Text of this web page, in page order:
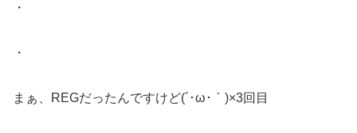
・
・
まぁ、REGだったんですけど(´･ω･｀)×3回目